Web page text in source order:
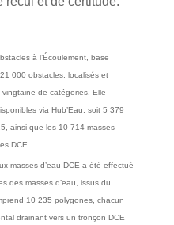
à l’Écoulement, base
000 obstacles, localisés et
de catégories. Elle
via Hub’Eau, soit 5 379
ainsi que les 10 714 masses
DCE.
masses d’eau DCE a été effectué
des masses d’eau, issus du
10 235 polygones, chacun
drainant vers un tronçon DCE